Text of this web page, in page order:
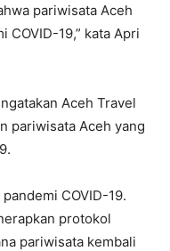
pariwisata Aceh
COVID-19,” kata Apri
Aceh Travel
pariwisata Aceh yang
COVID-19.
protokol
pariwisata kembali